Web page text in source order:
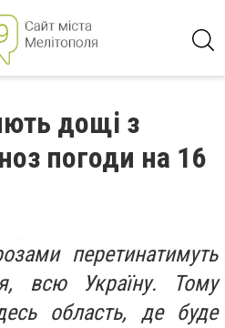
дощі з
погоди на 16
перетинатимуть
всю Україну. Тому
область, де буде